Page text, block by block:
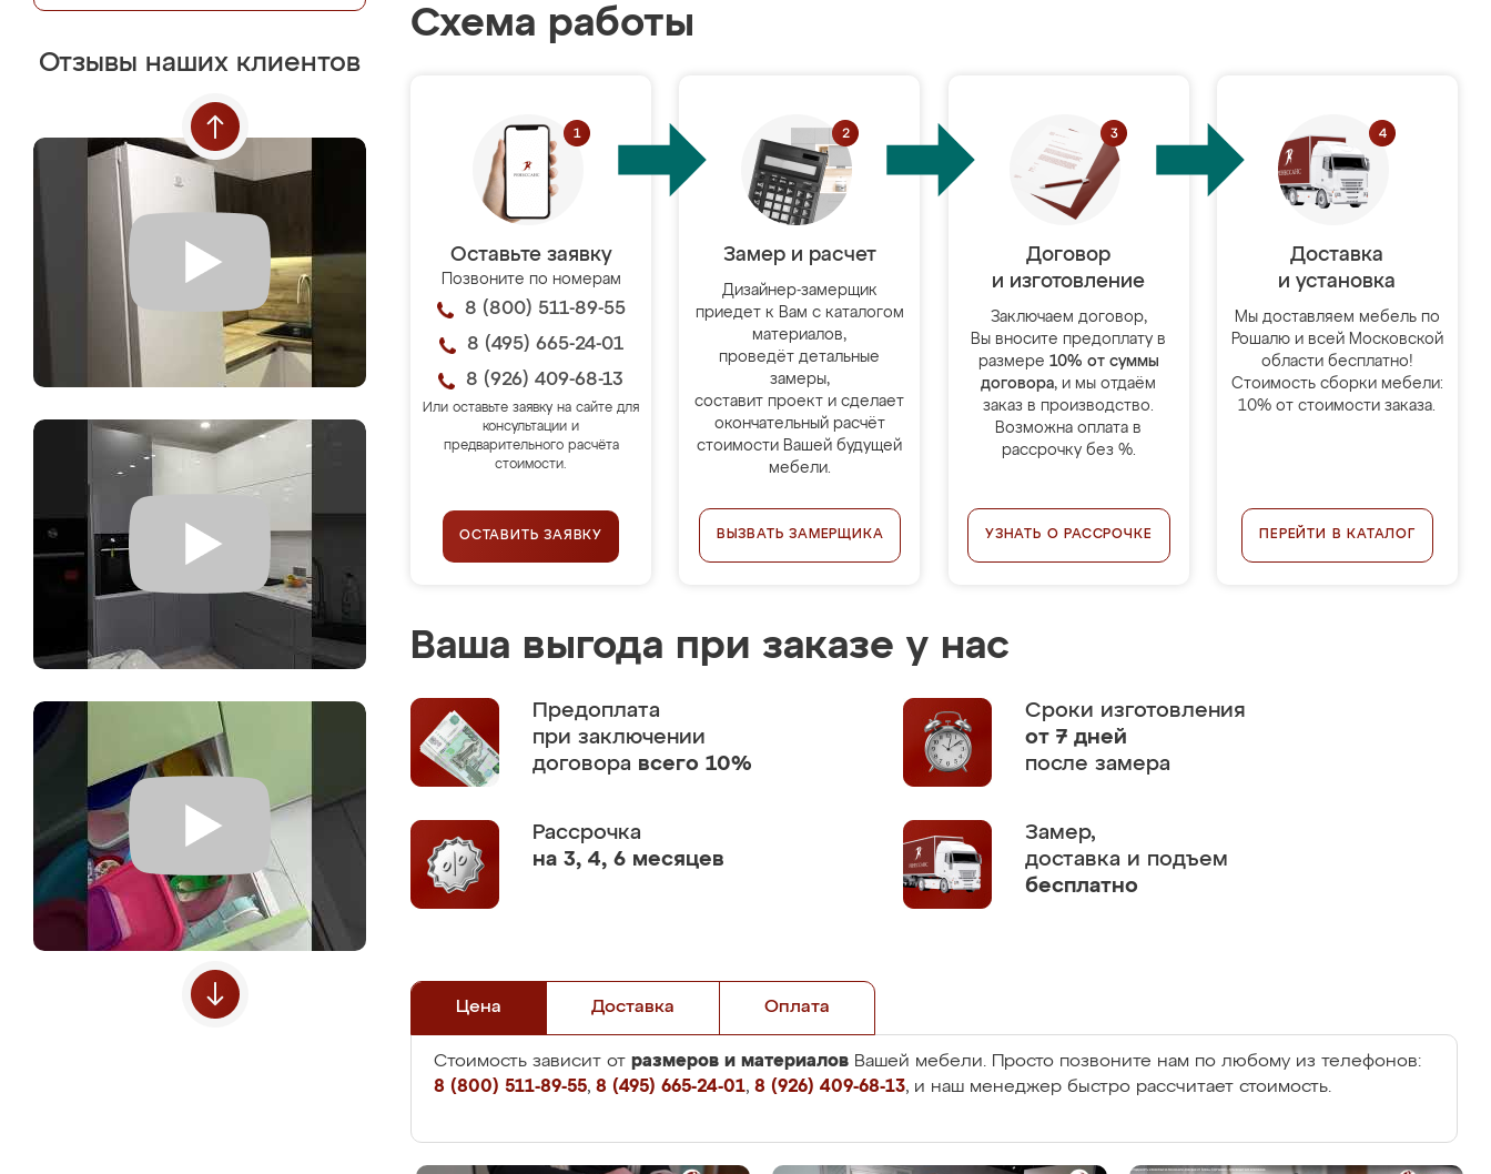
Отзывы наших клиентов
Схема работы
Оставьте заявку
Позвоните по номерам
8 (800) 511-89-55
8 (495) 665-24-01
8 (926) 409-68-13
Или оставьте заявку на сайте для
консультации и
предварительного расчёта
стоимости.
ОСТАВИТЬ ЗАЯВКУ
Замер и расчет
Дизайнер-замерщик
приедет к Вам с каталогом
материалов,
проведёт детальные
замеры,
составит проект и сделает
окончательный расчёт
стоимости Вашей будущей
мебели.
ВЫЗВАТЬ ЗАМЕРЩИКА
Договор
и изготовление
Заключаем договор,
Вы вносите предоплату в
размере 10% от суммы
договора, и мы отдаём
заказ в производство.
Возможна оплата в
рассрочку без %.
УЗНАТЬ О РАССРОЧКЕ
Доставка
и установка
Мы доставляем мебель по
Рошалю и всей Московской
области бесплатно!
Стоимость сборки мебели:
10% от стоимости заказа.
ПЕРЕЙТИ В КАТАЛОГ
Ваша выгода при заказе у нас
Предоплата
при заключении
договора всего 10%
Сроки изготовления
от 7 дней
после замера
Рассрочка
на 3, 4, 6 месяцев
Замер,
доставка и подъем
бесплатно
Цена Доставка Оплата
Стоимость зависит от размеров и материалов Вашей мебели. Просто позвоните нам по любому из телефонов:
8 (800) 511-89-55, 8 (495) 665-24-01, 8 (926) 409-68-13, и наш менеджер быстро рассчитает стоимость.